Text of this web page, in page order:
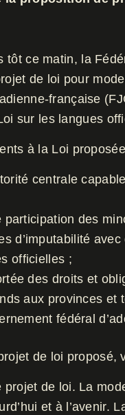
tôt ce matin, la
de loi pour
française
sur les langues
à la Loi
centrale
participation des
d’imputabilité
officielles ;
des droits et
aux provinces et
fédéral
de loi
de loi. La
et à l’avenir.